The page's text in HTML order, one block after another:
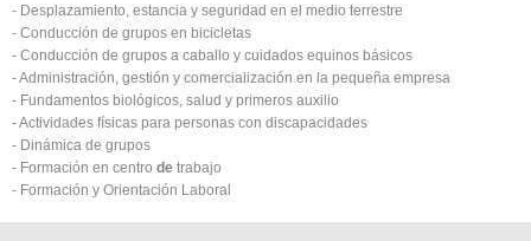
- Desplazamiento, estancia y seguridad en el medio terrestre
- Conducción de grupos en bicicletas
- Conducción de grupos a caballo y cuidados equinos básicos
- Administración, gestión y comercialización en la pequeña empresa
- Fundamentos biológicos, salud y primeros auxilio
- Actividades físicas para personas con discapacidades
- Dinámica de grupos
- Formación en centro de trabajo
- Formación y Orientación Laboral